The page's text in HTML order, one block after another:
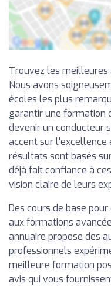
Trouvez les meilleures
Nous avons
écoles les plus
garantir une formation
devenir un conducteur
accent sur l'excellence
résultats sont basés
déjà fait confiance à
vision claire de leurs
Des cours de base
aux formations
annuaire propose des
professionnels
meilleure formation
avis qui vous